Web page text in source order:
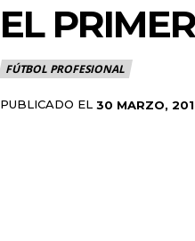
EL
FÚTBOL PROFESIONAL
PUBLICADO EL 30 MARZO,